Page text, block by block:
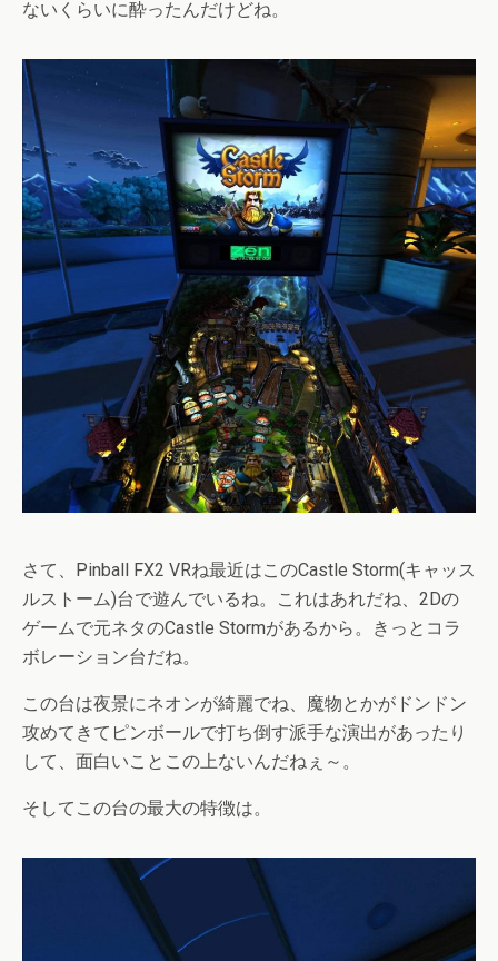
ないくらいに酔ったんだけどね。
さて、Pinball FX2 VRね最近はこのCastle Storm(キャッス
ルストーム)台で遊んでいるね。これはあれだね、2Dの
ゲームで元ネタのCastle Stormがあるから。きっとコラ
ボレーション台だね。
この台は夜景にネオンが綺麗でね、魔物とかがドンドン
攻めてきてピンボールで打ち倒す派手な演出があったり
して、面白いことこの上ないんだねぇ～。
そしてこの台の最大の特徴は。